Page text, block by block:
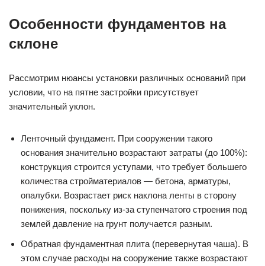
Особенности фундаментов на
склоне
Рассмотрим нюансы установки различных оснований при
условии, что на пятне застройки присутствует
значительный уклон.
Ленточный фундамент. При сооружении такого
основания значительно возрастают затраты (до 100%):
конструкция строится уступами, что требует большего
количества стройматериалов — бетона, арматуры,
опалубки. Возрастает риск наклона ленты в сторону
понижения, поскольку из-за ступенчатого строения под
землей давление на грунт получается разным.
Обратная фундаментная плита (перевернутая чаша). В
этом случае расходы на сооружение также возрастают